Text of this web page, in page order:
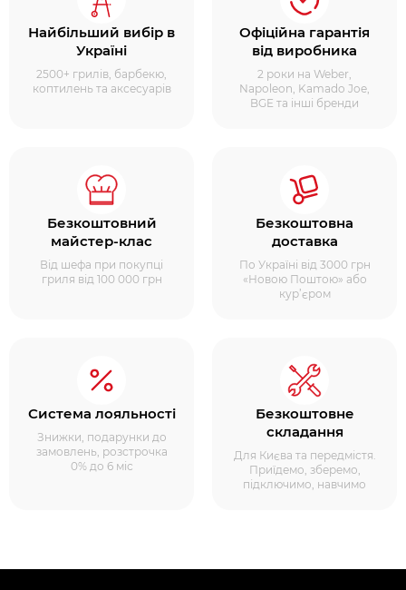
Найбільший вибір в
Україні
2500+ грилів, барбекю,
коптилень та аксесуарів
Офіційна гарантія
від виробника
2 роки на Weber,
Napoleon, Kamado Joe,
BGE та інші бренди
Безкоштовний
майстер-клас
Від шефа при покупці
гриля від 100 000 грн
Безкоштовна
доставка
По Україні від 3000 грн
«Новою Поштою» або
кур’єром
Система лояльності
Знижки, подарунки до
замовлень, розстрочка
0% до 6 міс
Безкоштовне
складання
Для Києва та передмістя.
Приїдемо, зберемо,
підключимо, навчимо